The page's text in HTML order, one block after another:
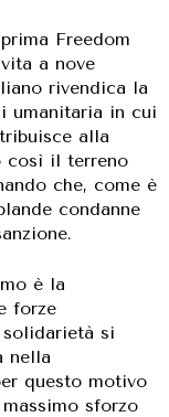
Freedom
a nove
rivendica la
umanitaria in cui
alla
così il terreno
che, come è
condanne
è la
forze
solidarietà si
nella
questo motivo
sforzo